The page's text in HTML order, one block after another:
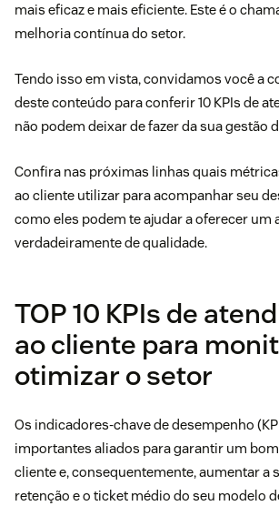
mais eficaz e mais eficiente. Este é o
melhoria contínua do setor.
Tendo isso em vista, convidamos você a
deste conteúdo para conferir 10 KPIs de
não podem deixar de fazer da sua gestão
Confira nas próximas linhas quais
ao cliente utilizar para acompanhar seu
como eles podem te ajudar a oferecer um
verdadeiramente de qualidade.
TOP 10 KPIs de
ao cliente para
otimizar o setor
Os indicadores-chave de desempenho
importantes aliados para garantir um
cliente e, consequentemente, aumentar a
retenção e o ticket médio do seu modelo